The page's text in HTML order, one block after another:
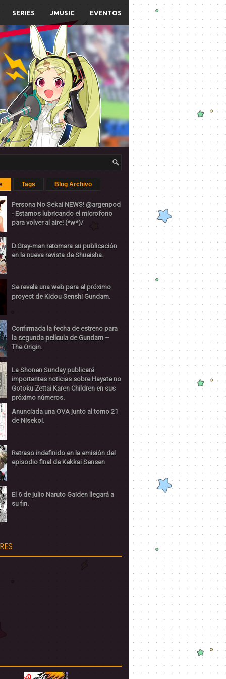
SERIES JMUSIC EVENTOS
Tags Blog Archivo
Persona No Sekai NEWS! @argenpod
- Estamos lubricando el microfono
para volver al aire! (*w*)/
D.Gray-man retomara su publicación
en la nueva revista de Shueisha.
Se revela una web para el próximo
proyect de Kidou Senshi Gundam.
Confirmada la fecha de estreno para
la segunda película de Gundam –
The Origin.
La Shonen Sunday publicará
importantes noticias sobre Hayate no
Gotoku Zettai Karen Children en sus
próximo números.
Anunciada una OVA junto al tomo 21
de Nisekoi.
Retraso indefinido en la emisión del
episodio final de Kekkai Sensen
El 6 de julio Naruto Gaiden llegará a
su fin.